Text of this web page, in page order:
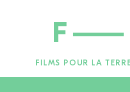
FILMS POUR LA